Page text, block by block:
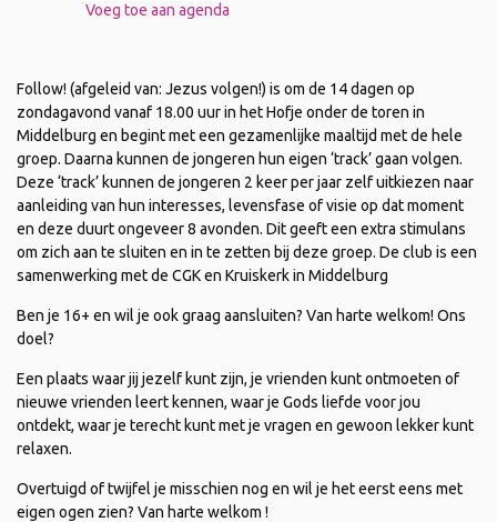
Voeg toe aan agenda
Follow! (afgeleid van: Jezus volgen!) is om de 14 dagen op
zondagavond vanaf 18.00 uur in het Hofje onder de toren in
Middelburg en begint met een gezamenlijke maaltijd met de hele
groep. Daarna kunnen de jongeren hun eigen ‘track’ gaan volgen.
Deze ‘track’ kunnen de jongeren 2 keer per jaar zelf uitkiezen naar
aanleiding van hun interesses, levensfase of visie op dat moment
en deze duurt ongeveer 8 avonden. Dit geeft een extra stimulans
om zich aan te sluiten en in te zetten bij deze groep. De club is een
samenwerking met de CGK en Kruiskerk in Middelburg
Ben je 16+ en wil je ook graag aansluiten? Van harte welkom! Ons
doel?
Een plaats waar jij jezelf kunt zijn, je vrienden kunt ontmoeten of
nieuwe vrienden leert kennen, waar je Gods liefde voor jou
ontdekt, waar je terecht kunt met je vragen en gewoon lekker kunt
relaxen.
Overtuigd of twijfel je misschien nog en wil je het eerst eens met
eigen ogen zien? Van harte welkom !